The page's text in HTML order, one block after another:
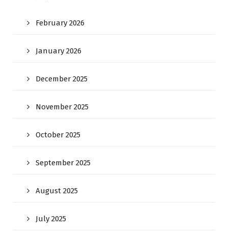
February 2026
January 2026
December 2025
November 2025
October 2025
September 2025
August 2025
July 2025